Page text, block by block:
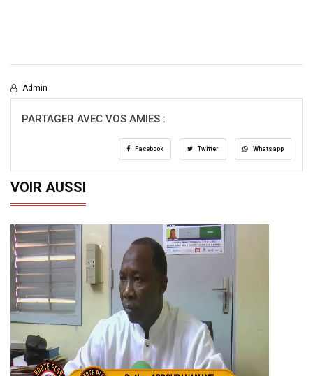
Admin
PARTAGER AVEC VOS AMIES :
Facebook Twitter Whatsapp
VOIR AUSSI